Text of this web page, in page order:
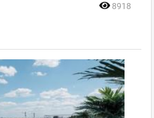
8918